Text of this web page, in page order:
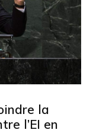
la
l’EI en